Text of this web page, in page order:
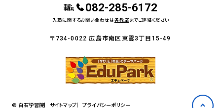
本部・
事務局 082-285-6172
入塾に関するお問い合わせは各教室 までご連絡ください
〒734-0022 広島市南区東雲3丁目15-49
© 白石学習院 サイトマップ プライバシーポリシー